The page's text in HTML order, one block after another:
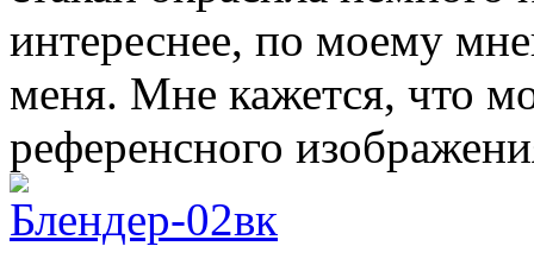
интереснее, по моему
меня. Мне кажется, что
референсного